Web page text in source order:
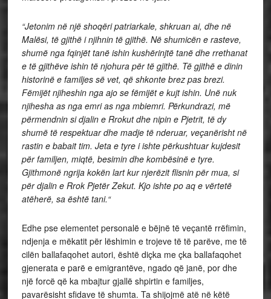
“Jetonim në një shoqëri patriarkale, shkruan ai, dhe në
Malësi, të gjithë i njihnin të gjithë. Në shumicën e rasteve,
shumë nga fqinjët tanë ishin kushërinjtë tanë dhe rrethanat
e të gjithëve ishin të njohura për të gjithë. Të gjithë e dinin
historinë e familjes së vet, që shkonte brez pas brezi.
Fëmijët njiheshin nga ajo se fëmijët e kujt ishin. Unë nuk
njihesha as nga emri as nga mbiemri. Përkundrazi, më
përmendnin si djalin e Rrokut dhe nipin e Pjetrit, të dy
shumë të respektuar dhe madje të nderuar, veçanërisht në
rastin e babait tim. Jeta e tyre i ishte përkushtuar kujdesit
për familjen, miqtë, besimin dhe kombësinë e tyre.
Gjithmonë ngrija kokën lart kur njerëzit flisnin për mua, si
për djalin e Rrok Pjetër Zekut. Kjo ishte po aq e vërtetë
atëherë, sa është tani.“
Edhe pse elementet personalë e bëjnë të veçantë rrëfimin,
ndjenja e mëkatit për lëshimin e trojeve të të parëve, me të
cilën ballafaqohet autori, është diçka me çka ballafaqohet
gjenerata e parë e emigrantëve, ngado që janë, por dhe
një forcë që ka mbajtur gjallë shpirtin e familjes,
pavarësisht sfidave të shumta. Ta shijojmë atë në këtë